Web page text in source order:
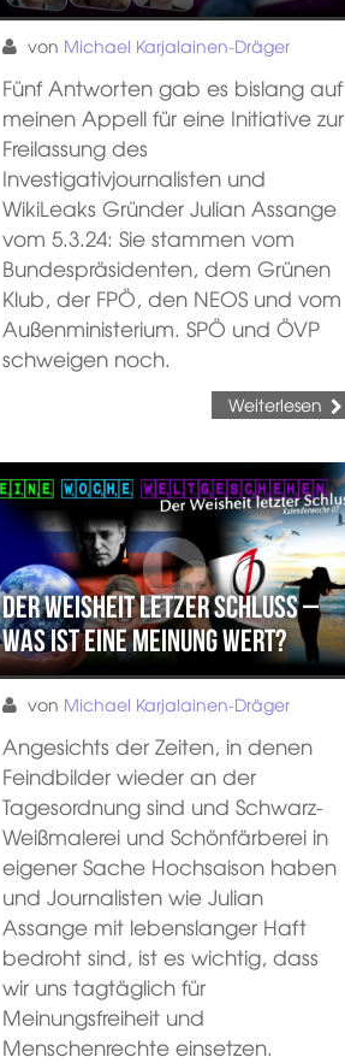
von Michael Karjalainen-Dräger
Fünf Antworten gab es bislang auf
meinen Appell für eine Initiative zur
Freilassung des
Investigativjournalisten und
WikiLeaks Gründer Julian Assange
vom 5.3.24: Sie stammen vom
Bundespräsidenten, dem Grünen
Klub, der FPÖ, den NEOS und vom
Außenministerium. SPÖ und ÖVP
schweigen noch.
Weiterlesen
Der Weisheit letzer Schluss –
Was ist eine Meinung wert?
von Michael Karjalainen-Dräger
Angesichts der Zeiten, in denen
Feindbilder wieder an der
Tagesordnung sind und Schwarz-
Weißmalerei und Schönfärberei in
eigener Sache Hochsaison haben
und Journalisten wie Julian
Assange mit lebenslanger Haft
bedroht sind, ist es wichtig, dass
wir uns tagtäglich für
Meinungsfreiheit und
Menschenrechte einsetzen.